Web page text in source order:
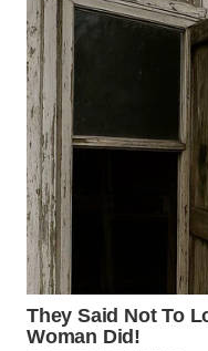
LESUNG
WN
KARO
WN
SIMALUNGUN
LABUHANBATU
WN
TAPANULI